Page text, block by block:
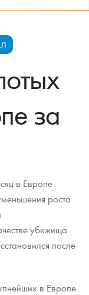
платины на
за
в Европе
роста
убежища
после
в Европе